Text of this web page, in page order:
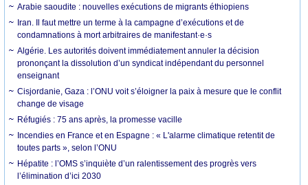
Arabie saoudite : nouvelles exécutions de migrants éthiopiens
Iran. Il faut mettre un terme à la campagne d’exécutions et de
condamnations à mort arbitraires de manifestant·e·s
Algérie. Les autorités doivent immédiatement annuler la décision
prononçant la dissolution d’un syndicat indépendant du personnel
enseignant
Cisjordanie, Gaza : l’ONU voit s’éloigner la paix à mesure que le conflit
change de visage
Réfugiés : 75 ans après, la promesse vacille
Incendies en France et en Espagne : « L'alarme climatique retentit de
toutes parts », selon l’ONU
Hépatite : l’OMS s’inquiète d’un ralentissement des progrès vers
l’élimination d’ici 2030